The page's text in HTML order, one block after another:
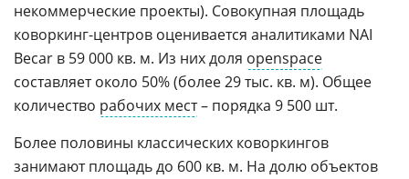
некоммерческие проекты). Совокупная площадь
коворкинг-центров оценивается аналитиками NAI
Becar в 59 000 кв. м. Из них доля openspace
составляет около 50% (более 29 тыс. кв. м). Общее
количество рабочих мест– порядка 9 500 шт.
Более половины классических коворкингов
занимают площадь до 600 кв. м. На долю объектов